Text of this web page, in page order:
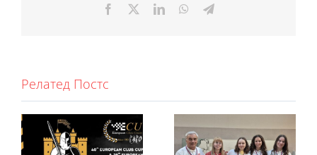
Facebook LinkedInWhatsAppTelegram
Релатед Постс